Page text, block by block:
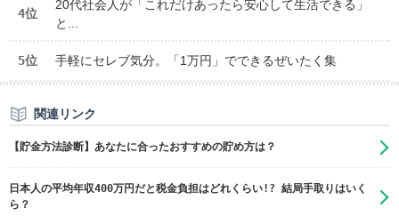
4位
20代社会人が「これだけあったら安心して生活できる」
と...
5位 手軽にセレブ気分。「1万円」でできるぜいたく集
関連リンク
【貯金方法診断】あなたに合ったおすすめの貯め方は？
日本人の平均年収400万円だと税金負担はどれくらい!? 結局手取りはいく
ら？